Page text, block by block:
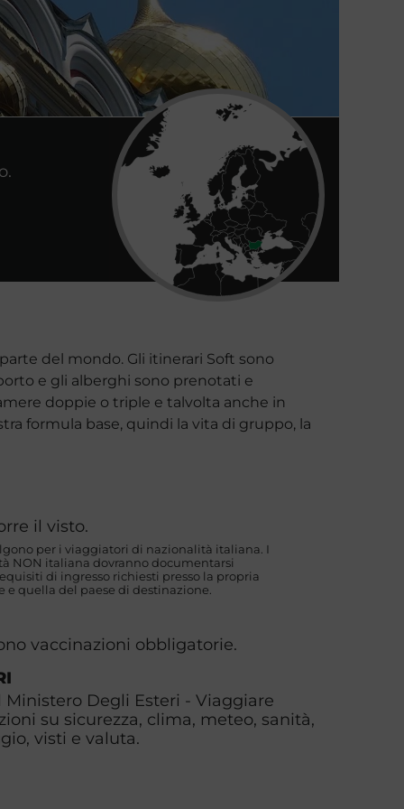
del mondo. Gli itinerari Soft sono
e gli alberghi sono prenotati e
doppie o triple e talvolta anche in
formula base, quindi la vita di gruppo, la
il visto.
per i viaggiatori di nazionalità italiana. I
NON italiana dovranno documentarsi
di ingresso richiesti presso la propria
e quella del paese di destinazione.
vaccinazioni obbligatorie.
Ministero Degli Esteri - Viaggiare
su sicurezza, clima, meteo, sanità,
visti e valuta.